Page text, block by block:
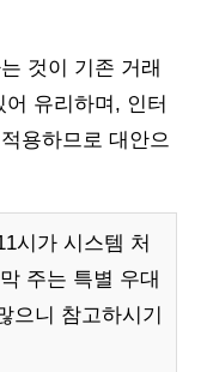
것이 기존 거래
유리하며, 인터
용하므로 대안으
시가 시스템 처
주는 특별 우대
으니 참고하시기